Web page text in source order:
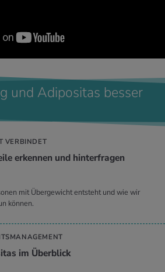
und Adipositas besser
VERBINDET
er­ken­nen und hin­ter­fra­gen
mit Übergewicht entsteht und wie wir
können.
im Über­blick